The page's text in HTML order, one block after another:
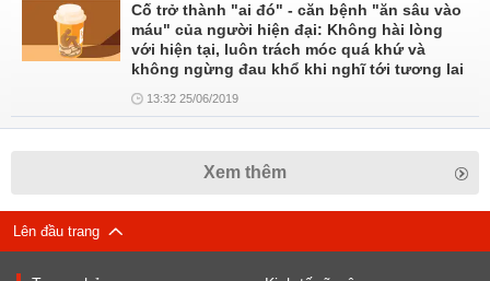
Cố trở thành "ai đó" - căn bệnh "ăn sâu vào
máu" của người hiện đại: Không hài lòng
với hiện tại, luôn trách móc quá khứ và
không ngừng đau khổ khi nghĩ tới tương lai
13:32 25/06/2019
Xem thêm
Lên đầu trang